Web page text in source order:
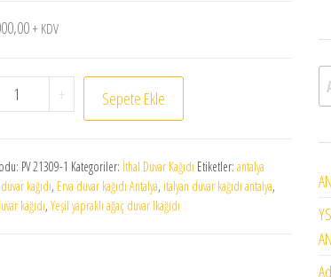
+ KDV
ERVA SİMLİ DUVAR KAĞIDI GT 11806 adet
+ Sepete Ekle
PV 21309-1 Kategoriler: İthal Duvar Kağıdı Etiketler: antalya
kağıdı, Erva duvar kağıdı Antalya, italyan duvar kağıdı antalya,
kağıdı, Yeşil yapraklı ağaç duvar lkağıdı